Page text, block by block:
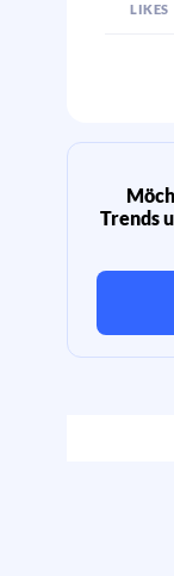
LIKES
Trends